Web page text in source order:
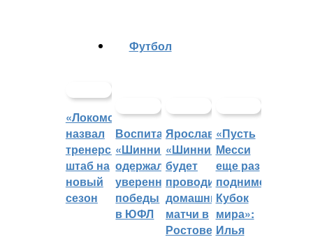
«Локомотив»
назвал
тренерский
штаб на
новый
сезон
Футбол
Воспитанники
«Шинника»
одержали
уверенные
победы
в ЮФЛ
Ярославский
«Шинник»
будет
проводить
домашние
матчи в
Ростове
«Пусть
Месси
еще раз
поднимет
Кубок
мира»:
Илья